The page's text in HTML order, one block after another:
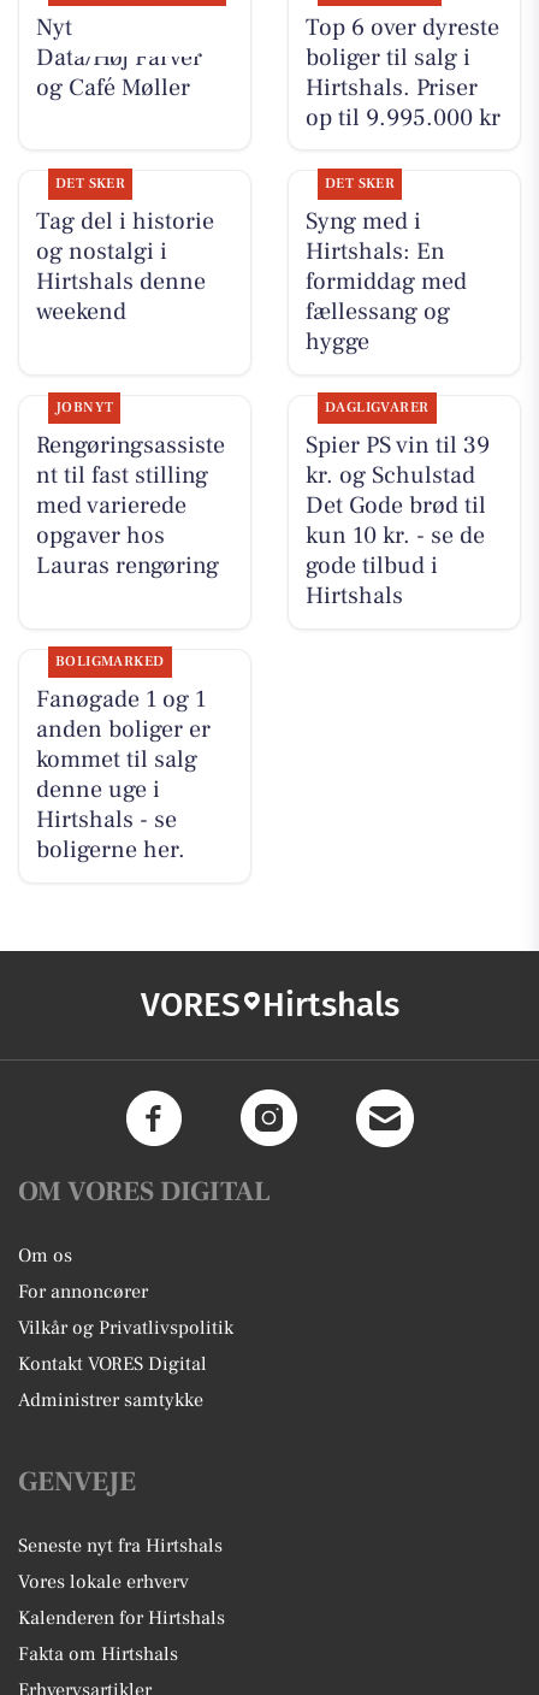
Nyt fra Høj
Data/Høj Farver
og Café Møller
Top 6 over dyreste
boliger til salg i
Hirtshals. Priser
op til 9.995.000 kr
DET SKER
Tag del i historie
og nostalgi i
Hirtshals denne
weekend
DET SKER
Syng med i
Hirtshals: En
formiddag med
fællessang og
hygge
JOBNYT
Rengøringsassiste
nt til fast stilling
med varierede
opgaver hos
Lauras rengøring
DAGLIGVARER
Spier PS vin til 39
kr. og Schulstad
Det Gode brød til
kun 10 kr. - se de
gode tilbud i
Hirtshals
BOLIGMARKED
Fanøgade 1 og 1
anden boliger er
kommet til salg
denne uge i
Hirtshals - se
boligerne her.
VORES Hirtshals
OM VORES DIGITAL
Om os
For annoncører
Vilkår og Privatlivspolitik
Kontakt VORES Digital
Administrer samtykke
GENVEJE
Seneste nyt fra Hirtshals
Vores lokale erhverv
Kalenderen for Hirtshals
Fakta om Hirtshals
Erhvervsartikler